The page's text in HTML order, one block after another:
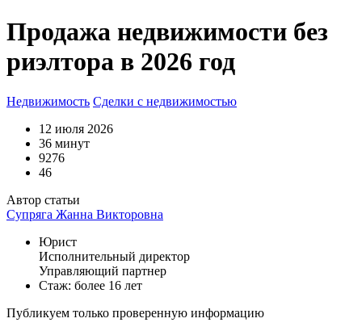
Продажа недвижимости без
риэлтора в 2026 год
Недвижимость Сделки с недвижимостью
12 июля 2026
36 минут
9276
46
Автор статьи
Супряга Жанна Викторовна
Юрист
Исполнительный директор
Управляющий партнер
Стаж: более 16 лет
Публикуем только проверенную информацию